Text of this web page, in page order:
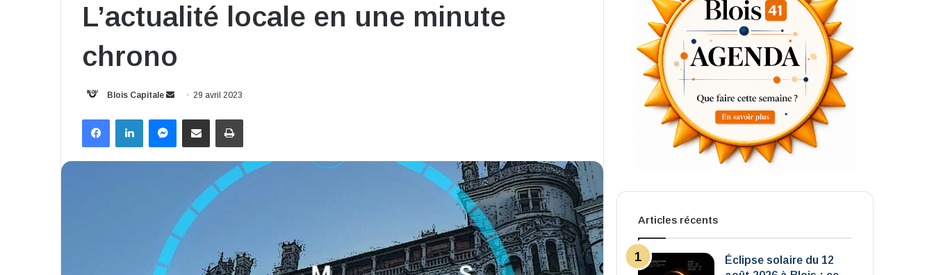
L’actualité locale en une minute
chrono
Blois Capitale
Envoyer
courriel
29 avril 2023
FacebookLinkedinMessenger
Partager par email Imprimer
Articles récents
Éclipse solaire du 12